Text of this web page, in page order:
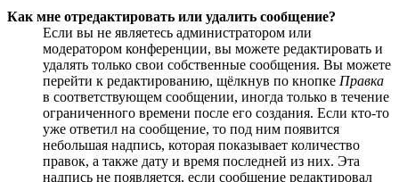
Как мне отредактировать или удалить сообщение?
Если вы не являетесь администратором или
модератором конференции, вы можете редактировать и
удалять только свои собственные сообщения. Вы можете
перейти к редактированию, щёлкнув по кнопке Правка
в соответствующем сообщении, иногда только в течение
ограниченного времени после его создания. Если кто-то
уже ответил на сообщение, то под ним появится
небольшая надпись, которая показывает количество
правок, а также дату и время последней из них. Эта
надпись не появляется, если сообщение редактировал